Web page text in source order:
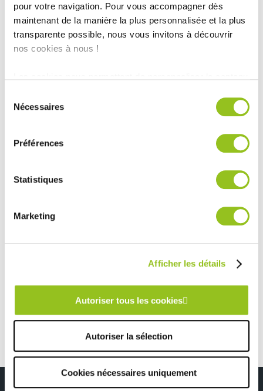
pour votre navigation. Pour vous accompagner dès
maintenant de la manière la plus personnalisée et la plus
transparente possible, nous vous invitons à découvrir
nos cookies à nous !
médias sociaux et d'analyser notre trafic. Nous
partageons également des informations sur l'utilisation de
notre site avec nos partenaires de médias sociaux, de
publicité et d'analyse, qui peuvent combiner celles-ci
ou qu'ils ont collectées lors de votre utilisation de leurs
Nécessaires
Préférences
Statistiques
Marketing
Afficher les détails
Autoriser tous les cookies
Autoriser la sélection
Cookies nécessaires uniquement
INFORMATIONS
TECHNIQUES :
TOUTES NOS RÉALISATIONS
Cuisine noire et bois style industriel